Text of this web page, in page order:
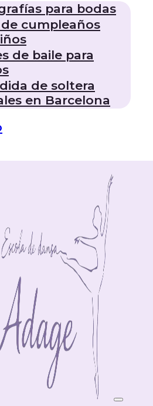
para bodas
de cumpleaños
de baile para
de soltera
en Barcelona